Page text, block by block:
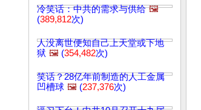
冷笑话：中共的需求与供给 🖼️
(389,812次)
人没离世便知自己上天堂或下地
狱 🖼️ (354,482次)
笑话？28亿年前制造的人工金属
凹槽球 🖼️ (237,376次)